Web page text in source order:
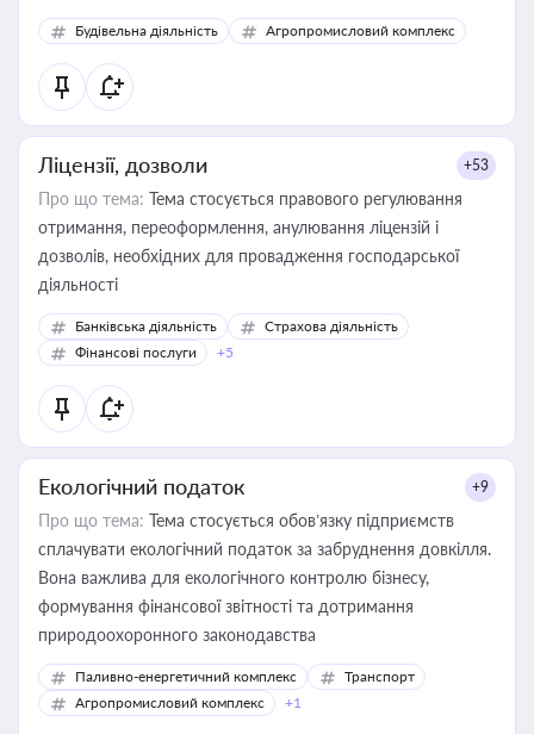
Будівельна діяльність Агропромисловий комплекс
Ліцензії, дозволи +53
Про що тема: Тема стосується правового регулювання
отримання, переоформлення, анулювання ліцензій і
дозволів, необхідних для провадження господарської
діяльності
Банківська діяльність
Страхова діяльність
Фінансові послуги
+5
Екологічний податок +9
Про що тема: Тема стосується обов’язку підприємств
сплачувати екологічний податок за забруднення довкілля.
Вона важлива для екологічного контролю бізнесу,
формування фінансової звітності та дотримання
природоохоронного законодавства
Паливно-енергетичний комплекс
Транспорт
Агропромисловий комплекс
+1